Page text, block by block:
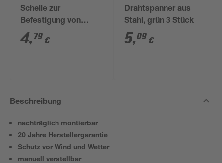
Schelle zur
Befestigung von
Geflechtspannstäben
anthrazit Ø 3,4 cm
4,79 €
Drahtspanner aus
Stahl, grün 3 Stück
5,09 €
Beschreibung
nachträglich montierbar
20 Jahre Herstellergarantie
Schutz vor Wind und Wetter
manuell verstellbar